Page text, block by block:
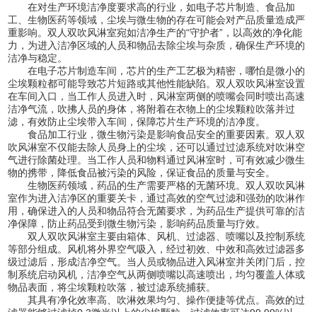
在对生产环境洁净度要求高的行业，如电子芯片制造、食品加
工、生物医药等领域，尘埃与微生物的存在可能会对产品质量造成严
重影响。双人双吹风淋室宛如洁净生产的“守护者”，以高效的净化能
力，为进入洁净区域的人员和物品去除尘埃与杂质，确保生产环境的
洁净与稳定。
在电子芯片制造车间，芯片的生产工艺极为精密，哪怕是微小的
尘埃颗粒都可能导致芯片短路或其他性能缺陷。双人双吹风淋室设置
在车间入口，当工作人员进入时，风淋室两侧的喷嘴会同时喷出高速
洁净气流，吹拂人员的身体，将附着在衣物上的尘埃颗粒吹落并过
滤，有效防止尘埃带入车间，保障芯片生产环境的洁净度。
食品加工行业，微生物污染是影响食品安全的重要因素。双人双
吹风淋室不仅能去除人员身上的尘埃，还可以通过过滤系统对吹淋空
气进行除菌处理。当工作人员和物料通过风淋室时，可有效减少微生
物的携带，降低食品被污染的风险，保证食品的质量与安全。
生物医药领域，药品的生产需要严格的无菌环境。双人双吹风淋
室作为进入洁净区的重要关卡，通过高效的空气过滤和强劲的吹淋作
用，确保进入的人员和物品符合无菌要求，为药品生产提供可靠的洁
净保障，防止药品受到微生物污染，影响药品质量与疗效。
双人双吹风淋室主要由箱体、风机、过滤器、喷嘴以及控制系统
等部分组成。风机将外界空气吸入，经过初效、中效和高效过滤器多
级过滤后，形成洁净空气。当人员或物品进入风淋室并关闭门后，控
制系统启动风机，洁净空气从两侧喷嘴以高速喷出，均匀覆盖人体或
物品表面，将尘埃颗粒吹落，被过滤系统捕获。
其具有净化效率高、吹淋效果均匀、操作便捷等优点。高效的过